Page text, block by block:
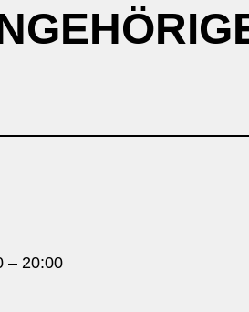
– 20:00